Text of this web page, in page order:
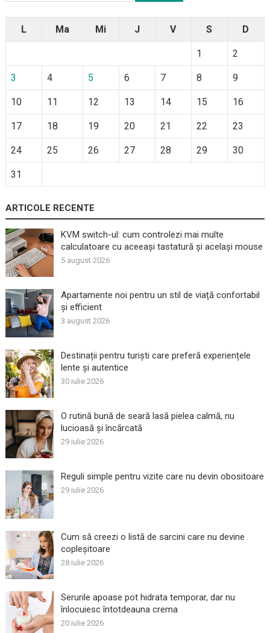
L Ma Mi J V S D
1 2
3 4 5 6 7 8 9
10 11 12 13 14 15 16
17 18 19 20 21 22 23
24 25 26 27 28 29 30
31
ARTICOLE RECENTE
KVM switch-ul: cum controlezi mai multe
calculatoare cu aceeași tastatură și același mouse
5 august 2026
Apartamente noi pentru un stil de viață confortabil
și efficient
3 august 2026
Destinații pentru turiști care preferă experiențele
lente și autentice
30 iulie 2026
O rutină bună de seară lasă pielea calmă, nu
lucioasă și încărcată
29 iulie 2026
Reguli simple pentru vizite care nu devin obositoare
29 iulie 2026
Cum să creezi o listă de sarcini care nu devine
copleșitoare
28 iulie 2026
Serurile apoase pot hidrata temporar, dar nu
înlocuiesc întotdeauna crema
20 iulie 2026